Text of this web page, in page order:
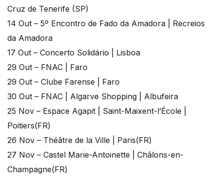
Cruz de Tenerife (SP)
14 Out – 5º Encontro de Fado da Amadora | Recreios
da Amadora
17 Out – Concerto Solidário | Lisboa
29 Out – FNAC | Faro
29 Out – Clube Farense | Faro
30 Out – FNAC | Algarve Shopping | Albufeira
25 Nov – Espace Agapit | Saint-Maixent-l’École |
Poitiers(FR)
26 Nov – Théâtre de la Ville | Paris(FR)
27 Nov – Castel Marie-Antoinette | Châlons-en-
Champagne(FR)